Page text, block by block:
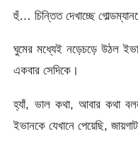
হুঁ… চিন্তিত দেখাচ্ছে
ঘুমের মধ্যেই নড়েচড়ে উঠল
একবার সেদিকে।
হ্যাঁ, ভাল কথা, আবার কথা
ইভানকে যেখানে পেয়েছি,